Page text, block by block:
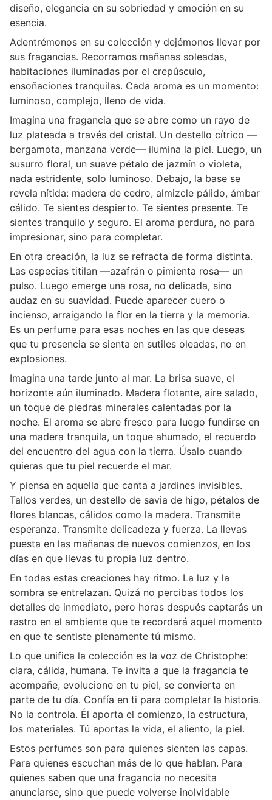
diseño, elegancia en su sobriedad y emoción en su
esencia.
Adentrémonos en su colección y dejémonos llevar por
sus fragancias. Recorramos mañanas soleadas,
habitaciones iluminadas por el crepúsculo,
ensoñaciones tranquilas. Cada aroma es un momento:
luminoso, complejo, lleno de vida.
Imagina una fragancia que se abre como un rayo de
luz plateada a través del cristal. Un destello cítrico —
bergamota, manzana verde— ilumina la piel. Luego, un
susurro floral, un suave pétalo de jazmín o violeta,
nada estridente, solo luminoso. Debajo, la base se
revela nítida: madera de cedro, almizcle pálido, ámbar
cálido. Te sientes despierto. Te sientes presente. Te
sientes tranquilo y seguro. El aroma perdura, no para
impresionar, sino para completar.
En otra creación, la luz se refracta de forma distinta.
Las especias titilan —azafrán o pimienta rosa— un
pulso. Luego emerge una rosa, no delicada, sino
audaz en su suavidad. Puede aparecer cuero o
incienso, arraigando la flor en la tierra y la memoria.
Es un perfume para esas noches en las que deseas
que tu presencia se sienta en sutiles oleadas, no en
explosiones.
Imagina una tarde junto al mar. La brisa suave, el
horizonte aún iluminado. Madera flotante, aire salado,
un toque de piedras minerales calentadas por la
noche. El aroma se abre fresco para luego fundirse en
una madera tranquila, un toque ahumado, el recuerdo
del encuentro del agua con la tierra. Úsalo cuando
quieras que tu piel recuerde el mar.
Y piensa en aquella que canta a jardines invisibles.
Tallos verdes, un destello de savia de higo, pétalos de
flores blancas, cálidos como la madera. Transmite
esperanza. Transmite delicadeza y fuerza. La llevas
puesta en las mañanas de nuevos comienzos, en los
días en que llevas tu propia luz dentro.
En todas estas creaciones hay ritmo. La luz y la
sombra se entrelazan. Quizá no percibas todos los
detalles de inmediato, pero horas después captarás un
rastro en el ambiente que te recordará aquel momento
en que te sentiste plenamente tú mismo.
Lo que unifica la colección es la voz de Christophe:
clara, cálida, humana. Te invita a que la fragancia te
acompañe, evolucione en tu piel, se convierta en
parte de tu día. Confía en ti para completar la historia.
No la controla. Él aporta el comienzo, la estructura,
los materiales. Tú aportas la vida, el aliento, la piel.
Estos perfumes son para quienes sienten las capas.
Para quienes escuchan más de lo que hablan. Para
quienes saben que una fragancia no necesita
anunciarse, sino que puede volverse inolvidable